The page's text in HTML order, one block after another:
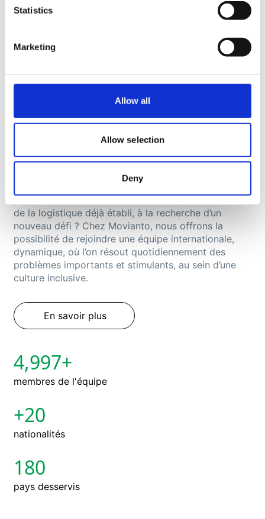
Statistics
Marketing
Allow all
Allow selection
Deny
Carrière en logistique
pharmaceutique
Êtes-vous prêt à entamer votre carrière dans les
services de la chaîne d’approvisionnement
de la logistique déjà établi, à la recherche d’un
nouveau défi ? Chez Movianto, nous offrons la
possibilité de rejoindre une équipe internationale,
dynamique, où l’on résout quotidiennement des
problèmes importants et stimulants, au sein d’une
culture inclusive.
En savoir plus
5,000+
membres de l'équipe
+20
nationalités
180
pays desservis